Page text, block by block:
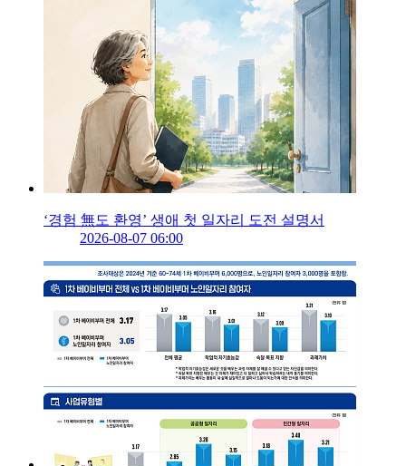
‘경험 無도 환영’ 생애 첫 일자리 도전 설명서
2026-08-07 06:00